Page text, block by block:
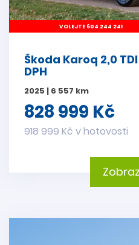
VOLEJTE 604 244 241
Škoda Karoq 2,0
DPH
2025 | 6 557 km
828 999 Kč
918 999 Kč v hotovosti